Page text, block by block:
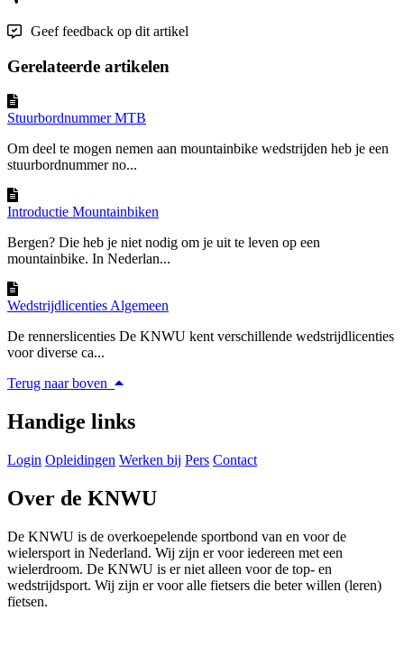
Geef feedback op dit artikel
Gerelateerde artikelen
Stuurbordnummer MTB
Om deel te mogen nemen aan mountainbike wedstrijden heb je een
stuurbordnummer no...
Introductie Mountainbiken
Bergen? Die heb je niet nodig om je uit te leven op een
mountainbike. In Nederlan...
Wedstrijdlicenties Algemeen
De rennerslicenties De KNWU kent verschillende wedstrijdlicenties
voor diverse ca...
Terug naar boven
Handige links
Login Opleidingen Werken bij Pers Contact
Over de KNWU
De KNWU is de overkoepelende sportbond van en voor de
wielersport in Nederland. Wij zijn er voor iedereen met een
wielerdroom. De KNWU is er niet alleen voor de top- en
wedstrijdsport. Wij zijn er voor alle fietsers die beter willen (leren)
fietsen.